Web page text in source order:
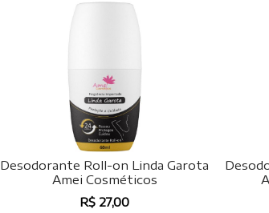
Desodorante Roll-on Linda Garota
Amei Cosméticos
R$ 27,00